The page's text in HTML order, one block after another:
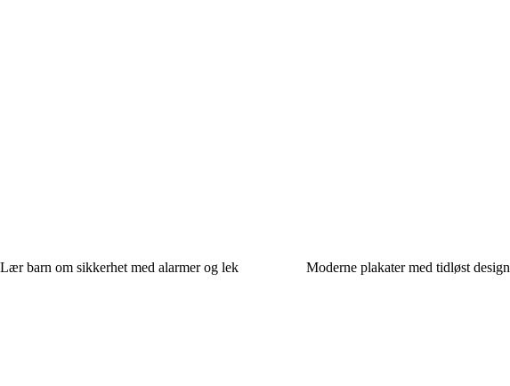
Lær barn om sikkerhet med alarmer og lek Moderne plakater med tidløst design